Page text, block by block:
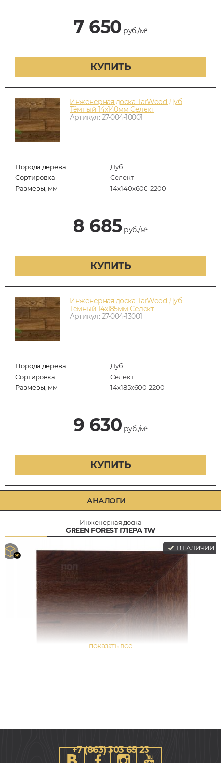
7 650 руб./м²
КУПИТЬ
Инженерная доска TarWood Дуб
Тёмный 14х140мм Селект
Артикул: 27-004-10001
Порода дерева
Дуб
Сортировка
Селект
Размеры, мм
14x140x600-2200
8 685руб./м²
КУПИТЬ
Инженерная доска TarWood Дуб
Тёмный 14х185мм Селект
Артикул: 27-004-13001
Порода дерева
Дуб
Сортировка
Селект
Размеры, мм
14х185х600-2200
9 630 руб./м²
КУПИТЬ
АНАЛОГИ
Инженерная доска
GREEN FOREST ГЛЕРА TW
В НАЛИЧИИ
+7 (863) 303 65 23